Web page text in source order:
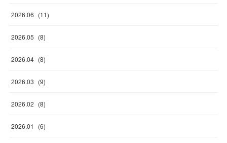
2026.06 (11)
2026.05 (8)
2026.04 (8)
2026.03 (9)
2026.02 (8)
2026.01 (6)